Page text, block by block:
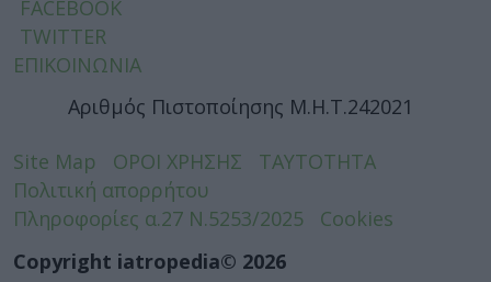
FACEBOOK
TWITTER
ΕΠΙΚΟΙΝΩΝΙΑ
Αριθμός Πιστοποίησης Μ.Η.Τ.242021
Site Map ΟΡΟΙ ΧΡΗΣΗΣ
ΤΑΥΤΟΤΗΤΑ
Πολιτική απορρήτου
Πληροφορίες α.27 Ν.5253/2025
Cookies
Copyright iatropedia© 2026